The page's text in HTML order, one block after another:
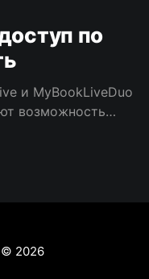
по
и MyBookLiveDuo
возможность
разрешить
галку
на
2026